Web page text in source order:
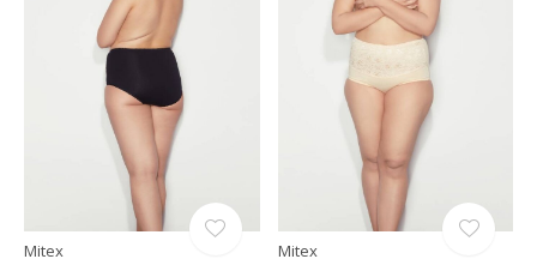
Mitex Mitex